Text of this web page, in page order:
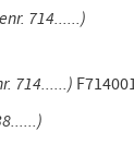
714......)
714......)